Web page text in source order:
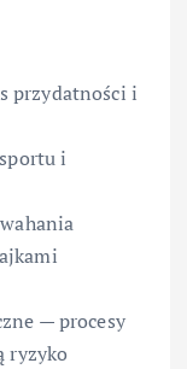
przydatności i
i
— procesy
ryzyko